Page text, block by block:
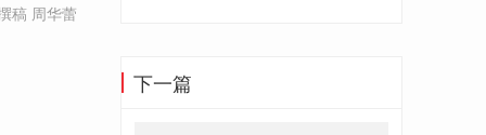
稿 周华蕾
下一篇